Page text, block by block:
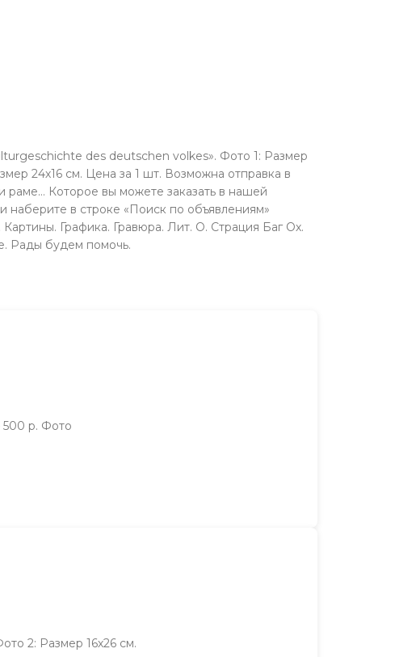
des deutschen volkes». Фото 1: Размер
24х16 см. Цена за 1 шт. Возможна отправка в
Которое вы можете заказать в нашей
наберите в строке «Поиск по объявлениям»
Графика. Гравюра. Лит. О. Страция Баг Ох.
Рады будeм помочь.
500 р. Фото
2: Размер 16х26 см.